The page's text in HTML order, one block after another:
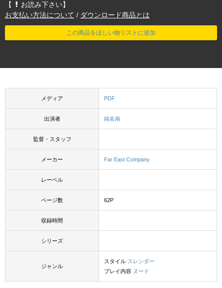
【
お読み下さい】
お支払い方法について / ダウンロード商品とは
この商品をほしい物リストに追加
メディア PDF
出演者 純名南
監督・スタッフ
メーカー Far East Company
レーベル
ページ数 62P
収録時間
シリーズ
ジャンル
スタイル スレンダー
プレイ内容 ヌード